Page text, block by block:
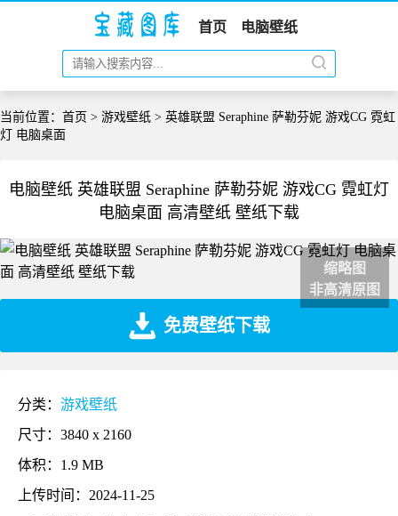
首页 电脑壁纸
当前位置： 首页 > 游戏壁纸 > 英雄联盟 Seraphine 萨勒芬妮 游戏CG 霓虹
灯 电脑桌面
电脑壁纸 英雄联盟 Seraphine 萨勒芬妮 游戏CG 霓虹灯
电脑桌面 高清壁纸 壁纸下载
缩略图
非高清原图
免费壁纸下载
分类： 游戏壁纸
尺寸：3840 x 2160
体积：1.9 MB
上传时间：2024-11-25